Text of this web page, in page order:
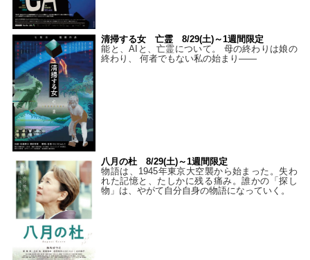
清掃する女 亡霊 8/29(土)～1週間限定
能と、AIと、亡霊について。 母の終わりは娘の
終わり、 何者でもない私の始まり――
八月の杜 8/29(土)～1週間限定
物語は、1945年東京大空襲から始まった。失わ
れた記憶と、たしかに残る痛み。誰かの「探し
物」は、やがて自分自身の物語になっていく。